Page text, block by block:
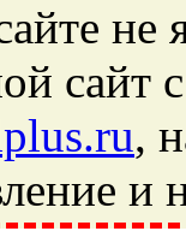
не
сайт
,
и